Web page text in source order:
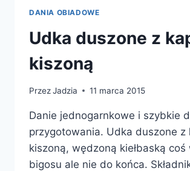
DANIA OBIADOWE
Udka duszone z
kiszoną
PrzezJadzia 11 marca 2015
Danie jednogarnkowe i szybkie
przygotowania. Udka duszone z
kiszoną, wędzoną kiełbaską coś
bigosu ale nie do końca.